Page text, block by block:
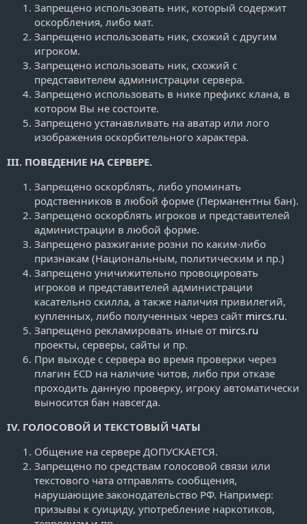
Запрещено использовать ник, который содержит
оскорбления, либо мат.
Запрещено использовать ник, схожий с другим
игроком.
Запрещено использовать ник, схожий с
представителем администрации сервера.
Запрещено использовать в нике префикс клана, в
котором Вы не состоите.
Запрещено устанавливать на аватар или лого
изображения оскорбительного характера.
III. ПОВЕДЕНИЕ НА СЕРВЕРЕ.
Запрещено оскорблять, либо упоминать
родственников в любой форме (Перманентны бан).
Запрещено оскорблять игроков и представителей
администрации в любой форме.
Запрещено разжигание розни по каким-либо
признакам (Национальным, политическим и пр.)
Запрещено уничижительно провоцировать
игроков и представителей администрации
касательно скилла, а также наличия привилегий,
купленных, либо полученных через сайт mircs.ru.
Запрещено рекламировать иные от mircs.ru
проекты, серверы, сайты и пр.
При выходе с сервера во время проверки через
плагин ECD на наличие читов, либо при отказе
проходить данную проверку, игроку автоматически
выносится бан навсегда.
IV. ГОЛОСОВОЙ И ТЕКСТОВЫЙ ЧАТЫ
Общение на сервере ДОПУСКАЕТСЯ.
Запрещено по средствам голосовой связи или
текстового чата отправлять сообщения,
нарушающие законодательство РФ. Например:
призывы к суициду, употребление наркотиков,